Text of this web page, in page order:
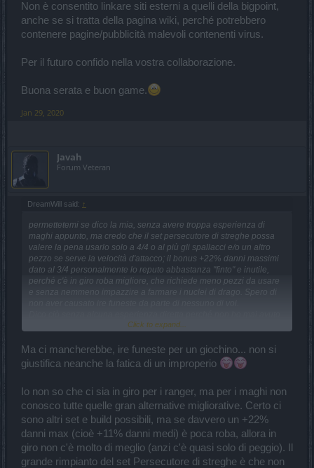
Non è consentito linkare siti esterni a quelli della bigpoint,
anche se si tratta della pagina wiki, perché potrebbero
contenere pagine/pubblicità malevoli contenenti virus.
Per il futuro confido nella vostra collaborazione.
Buona serata e buon game.
Jan 29, 2020
Javah
Forum Veteran
DreamWill said: ↑
permettetemi se dico la mia, senza avere troppa esperienza di
maghi appunto, ma credo che il set persecutore di streghe possa
valere la pena usarlo solo a 4/4 o al più gli spallacci e/o un altro
pezzo se serve la velocità d'attacco; il bonus +22% danni massimi
dato al 3/4 personalmente lo reputo abbastanza "finto" e inutile,
perché c'è in giro roba migliore, che richiede meno pezzi da usare
e senza nemmeno impazzire a farmare i nuclei di drago. Spero di
la cintura e non ho mai potuto testarlo davvero, in compenso però
massimi e l'ho trovato assolutamente insignificante il boost ai
danni, mi sono reso conto molto di più del rischio di morte
nettamente superiore causa 0 difese (sarà forse perché era t0,
quindi l'ho tolto dopo 2-3 giri.
Click to expand...
Ma ci mancherebbe, ire funeste per un giochino... non si
giustifica neanche la fatica di un improperio
Io non so che ci sia in giro per i ranger, ma per i maghi non
conosco tutte quelle gran alternative migliorative. Certo ci
sono altri set e build possibili, ma se davvero un +22%
danni max (cioè +11% danni medi) è poca roba, allora in
giro non c'è molto di meglio (anzi c'è quasi solo di peggio). Il
grande rimpianto del set Persecutore di streghe è che non